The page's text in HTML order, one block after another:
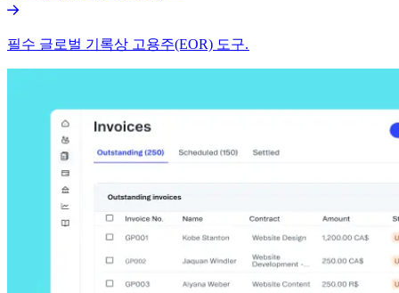
필수 글로벌 기록상 고용주(EOR) 도구.​​